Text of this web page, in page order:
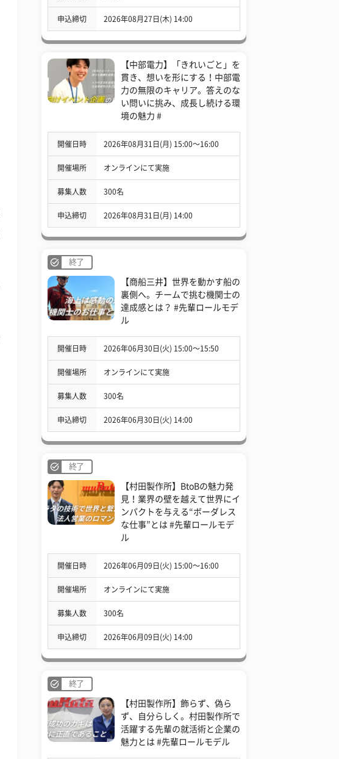
申込締切 2026年08月27日(木) 14:00
【中部電力】「きれいごと」を
貫き、想いを形にする！中部電
力の無限のキャリア。答えのな
い問いに挑み、成長し続ける環
境の魅力 #
開催日時 2026年08月31日(月) 15:00〜16:00
開催場所 オンラインにて実施
募集人数 300名
申込締切 2026年08月31日(月) 14:00
終了
【商船三井】世界を動かす船の
裏側へ。チームで挑む機関士の
達成感とは？ #先輩ロールモデ
ル
開催日時 2026年06月30日(火) 15:00〜15:50
開催場所 オンラインにて実施
募集人数 300名
申込締切 2026年06月30日(火) 14:00
終了
【村田製作所】BtoBの魅力発
見！業界の壁を越えて世界にイ
ンパクトを与える“ボーダレス
な仕事”とは #先輩ロールモデ
ル
開催日時 2026年06月09日(火) 15:00〜16:00
開催場所 オンラインにて実施
募集人数 300名
申込締切 2026年06月09日(火) 14:00
終了
【村田製作所】飾らず、偽ら
ず、自分らしく。村田製作所で
活躍する先輩の就活術と企業の
魅力とは #先輩ロールモデル